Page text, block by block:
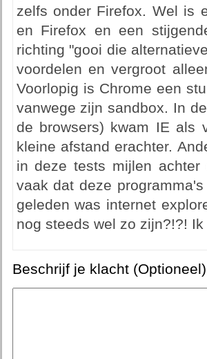
zelfs onder Firefox. Wel is
en Firefox en een
richting "gooi die
voordelen en vergroot
Voorlopig is Chrome een
vanwege zijn sandbox. In
de browsers) kwam IE als
kleine afstand erachter.
in deze tests mijlen
vaak dat deze
geleden was internet
nog steeds wel zo zijn?!?! Ik
Beschrijf je klacht